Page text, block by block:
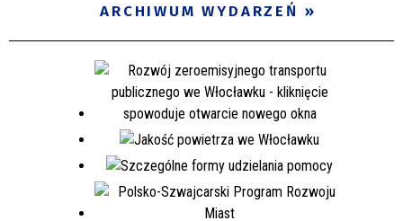
ARCHIWUM WYDARZEŃ